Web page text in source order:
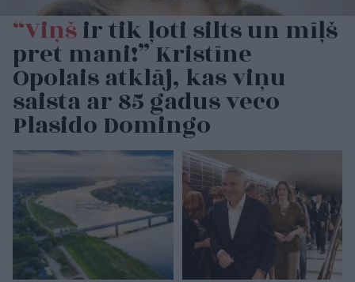
“Viņšir tik ļoti silts un mīļš
pret mani!” Kristīne
Opolais atklāj, kas viņu
saista ar 85 gadus veco
Plasido Domingo